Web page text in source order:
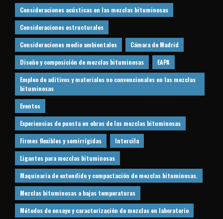
Consideraciones acústicas en las mezclas bituminosas
Consideraciones estructurales
Consideraciones medio ambientales Cámara de Madrid
Diseño y composición de mezclas bituminosas EAPA
Empleo de aditivos y materiales no convencionales en las mezclas
bituminosas
Eventos
Experiencias de puesta en obras de las mezclas bituminosas
Firmes flexibles y semirrígidas Intercila
Ligantes para mezclas bituminosas
Maquinaria de extendido y compactación de mezclas bituminosas.
Mezclas bituminosas a bajas temperaturas
Métodos de ensayo y caracterización de mezclas en laboratorio